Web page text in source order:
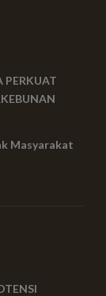
PERKUAT
Masyarakat